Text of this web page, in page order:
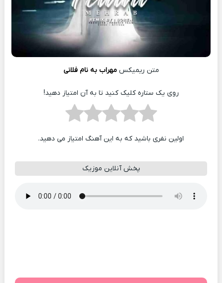
متن ریمیکسمهراب به نام فلانی
روی یک ستاره کلیک کنید تا به آن امتیاز دهید!
اولین نفری باشید که به این آهنگ امتیاز می دهید.
پخش آنلاین موزیک